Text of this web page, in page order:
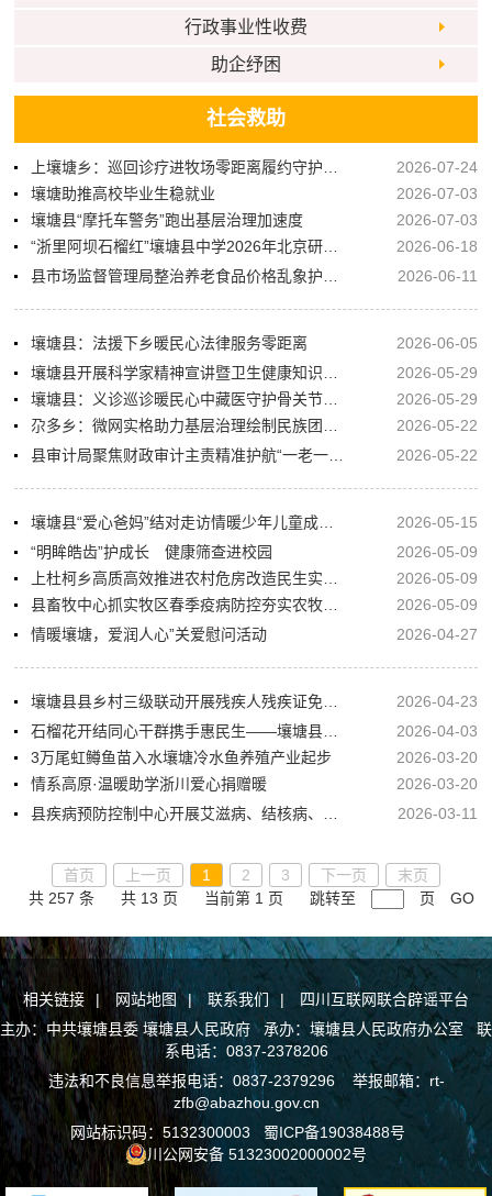
行政事业性收费
助企纾困
社会救助
2026-07-24
壤塘助推高校毕业生稳就业
2026-07-03
壤塘县“摩托车警务”跑出基层治理加速度
2026-07-03
2026-06-18
2026-06-11
壤塘县：法援下乡暖民心法律服务零距离
2026-06-05
2026-05-29
2026-05-29
2026-05-22
2026-05-22
2026-05-15
“明眸皓齿”护成长 健康筛查进校园
2026-05-09
2026-05-09
2026-05-09
情暖壤塘，爱润人心”关爱慰问活动
2026-04-27
2026-04-23
2026-04-03
3万尾虹鳟鱼苗入水壤塘冷水鱼养殖产业起步
2026-03-20
情系高原·温暖助学浙川爱心捐赠暖
2026-03-20
2026-03-11
首页 上一页 1 2 3 下一页
末页
共 257 条
共 13 页 当前第 1 页 跳转至 页 GO
相关链接 | 网站地图 | 联系我们 |
四川互联网联合辟谣平台
主办：中共壤塘县委 壤塘县人民政府 承办：壤塘县人民政府办公室 联
系电话：0837-2378206
违法和不良信息举报电话：0837-2379296 举报邮箱：rt-
zfb@abazhou.gov.cn
网站标识码：5132300003 蜀ICP备19038488号
川公网安备 51323002000002号